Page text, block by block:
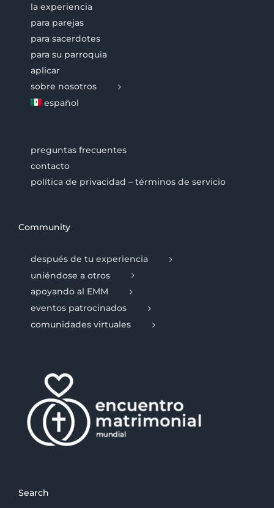
la experiencia
para parejas
para sacerdotes
para su parroquia
aplicar
sobre nosotros
español
preguntas frecuentes
contacto
política de privacidad – términos de servicio
Community
después de tu experiencia
uniéndose a otros
apoyando al EMM
eventos patrocinados
comunidades virtuales
Search